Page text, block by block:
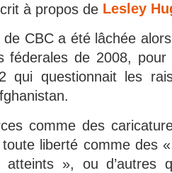
à propos de Lesley
de CBC a été lâchée
féderales de 2008,
qui questionnait les
comme des
toute liberté comme des
», ou d’autres